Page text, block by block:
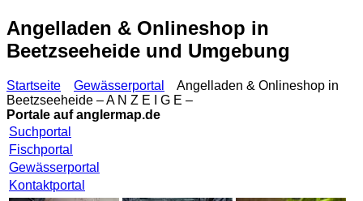
Angelladen & Onlineshop in
Beetzseeheide und Umgebung
Startseite Gewässerportal
Angelladen & Onlineshop in
Beetzseeheide – A N Z E I G E –
Portale aufanglermap.de
Suchportal
Fischportal
Gewässerportal
Kontaktportal